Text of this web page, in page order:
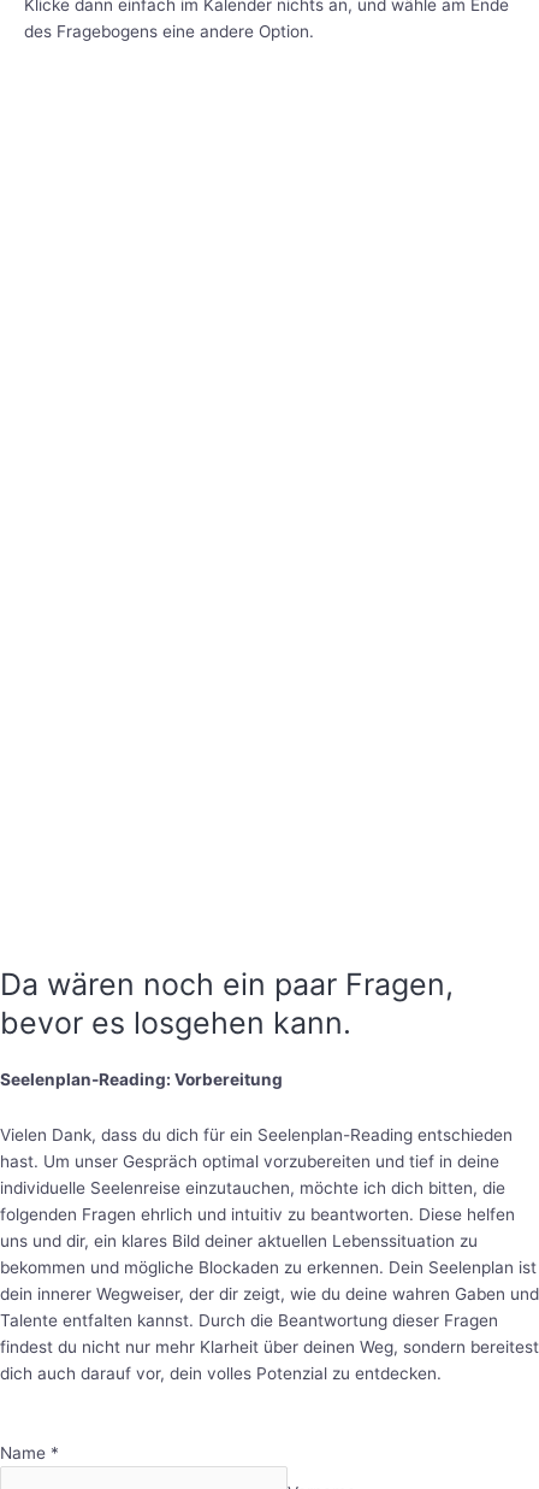
Klicke dann einfach im Kalender nichts an, und wähle am Ende
des Fragebogens eine andere Option.
Da wären noch ein paar Fragen,
bevor es losgehen kann.
Seelenplan-Reading: Vorbereitung
Vielen Dank, dass du dich für ein Seelenplan-Reading entschieden
hast. Um unser Gespräch optimal vorzubereiten und tief in deine
individuelle Seelenreise einzutauchen, möchte ich dich bitten, die
folgenden Fragen ehrlich und intuitiv zu beantworten. Diese helfen
uns und dir, ein klares Bild deiner aktuellen Lebenssituation zu
bekommen und mögliche Blockaden zu erkennen. Dein Seelenplan ist
dein innerer Wegweiser, der dir zeigt, wie du deine wahren Gaben und
Talente entfalten kannst. Durch die Beantwortung dieser Fragen
findest du nicht nur mehr Klarheit über deinen Weg, sondern bereitest
dich auch darauf vor, dein volles Potenzial zu entdecken.
Name *